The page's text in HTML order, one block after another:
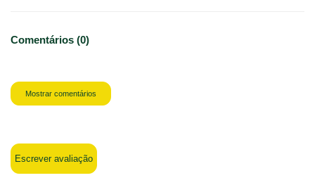
Comentários (0)
Mostrar comentários
Escrever avaliação